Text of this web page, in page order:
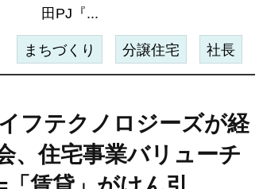
田PJ『...
まちづくり 分譲住宅 社長
フテクノロジーズが経
、住宅事業バリューチ